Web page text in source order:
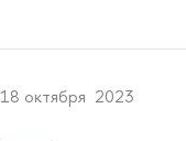
18 октября 2023